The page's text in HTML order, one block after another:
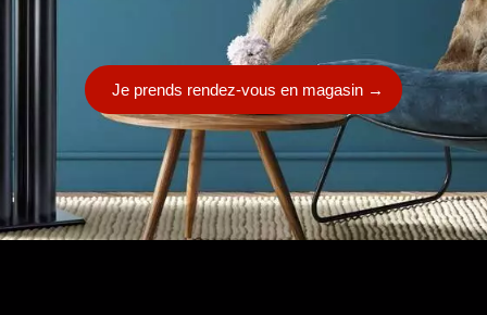
Je prends rendez-vous en magasin →